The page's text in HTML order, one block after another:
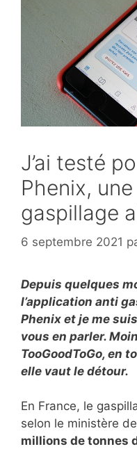
J’ai testé
Phenix,
gaspillage
6 septembre 2021
Depuis quelques
l’application anti
Phenix et je me
vous en parler.
TooGoodToGo, en
elle vaut le détour.
En France, le
selon le ministère
millions de tonnes